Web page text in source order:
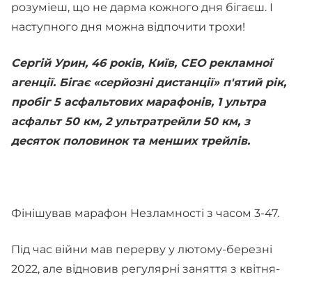
розуміеш, що не дарма кожного дня бігаєш. І
наступного дня можна відпочити трохи!
Сергій Урин, 46 років, Київ, СЕО рекламної
агенції. Бігає «серйозні дистанції» п'ятий рік,
пробіг 5 асфальтових марафонів, 1 ультра
асфальт 50 км, 2 ультратрейли 50 км, з
десяток половинок та менших трейлів.
Фінішував марафон Незламності з часом 3-47.
Під час війни мав перерву у лютому-березні
2022, але відновив регулярні заняття з квітня-